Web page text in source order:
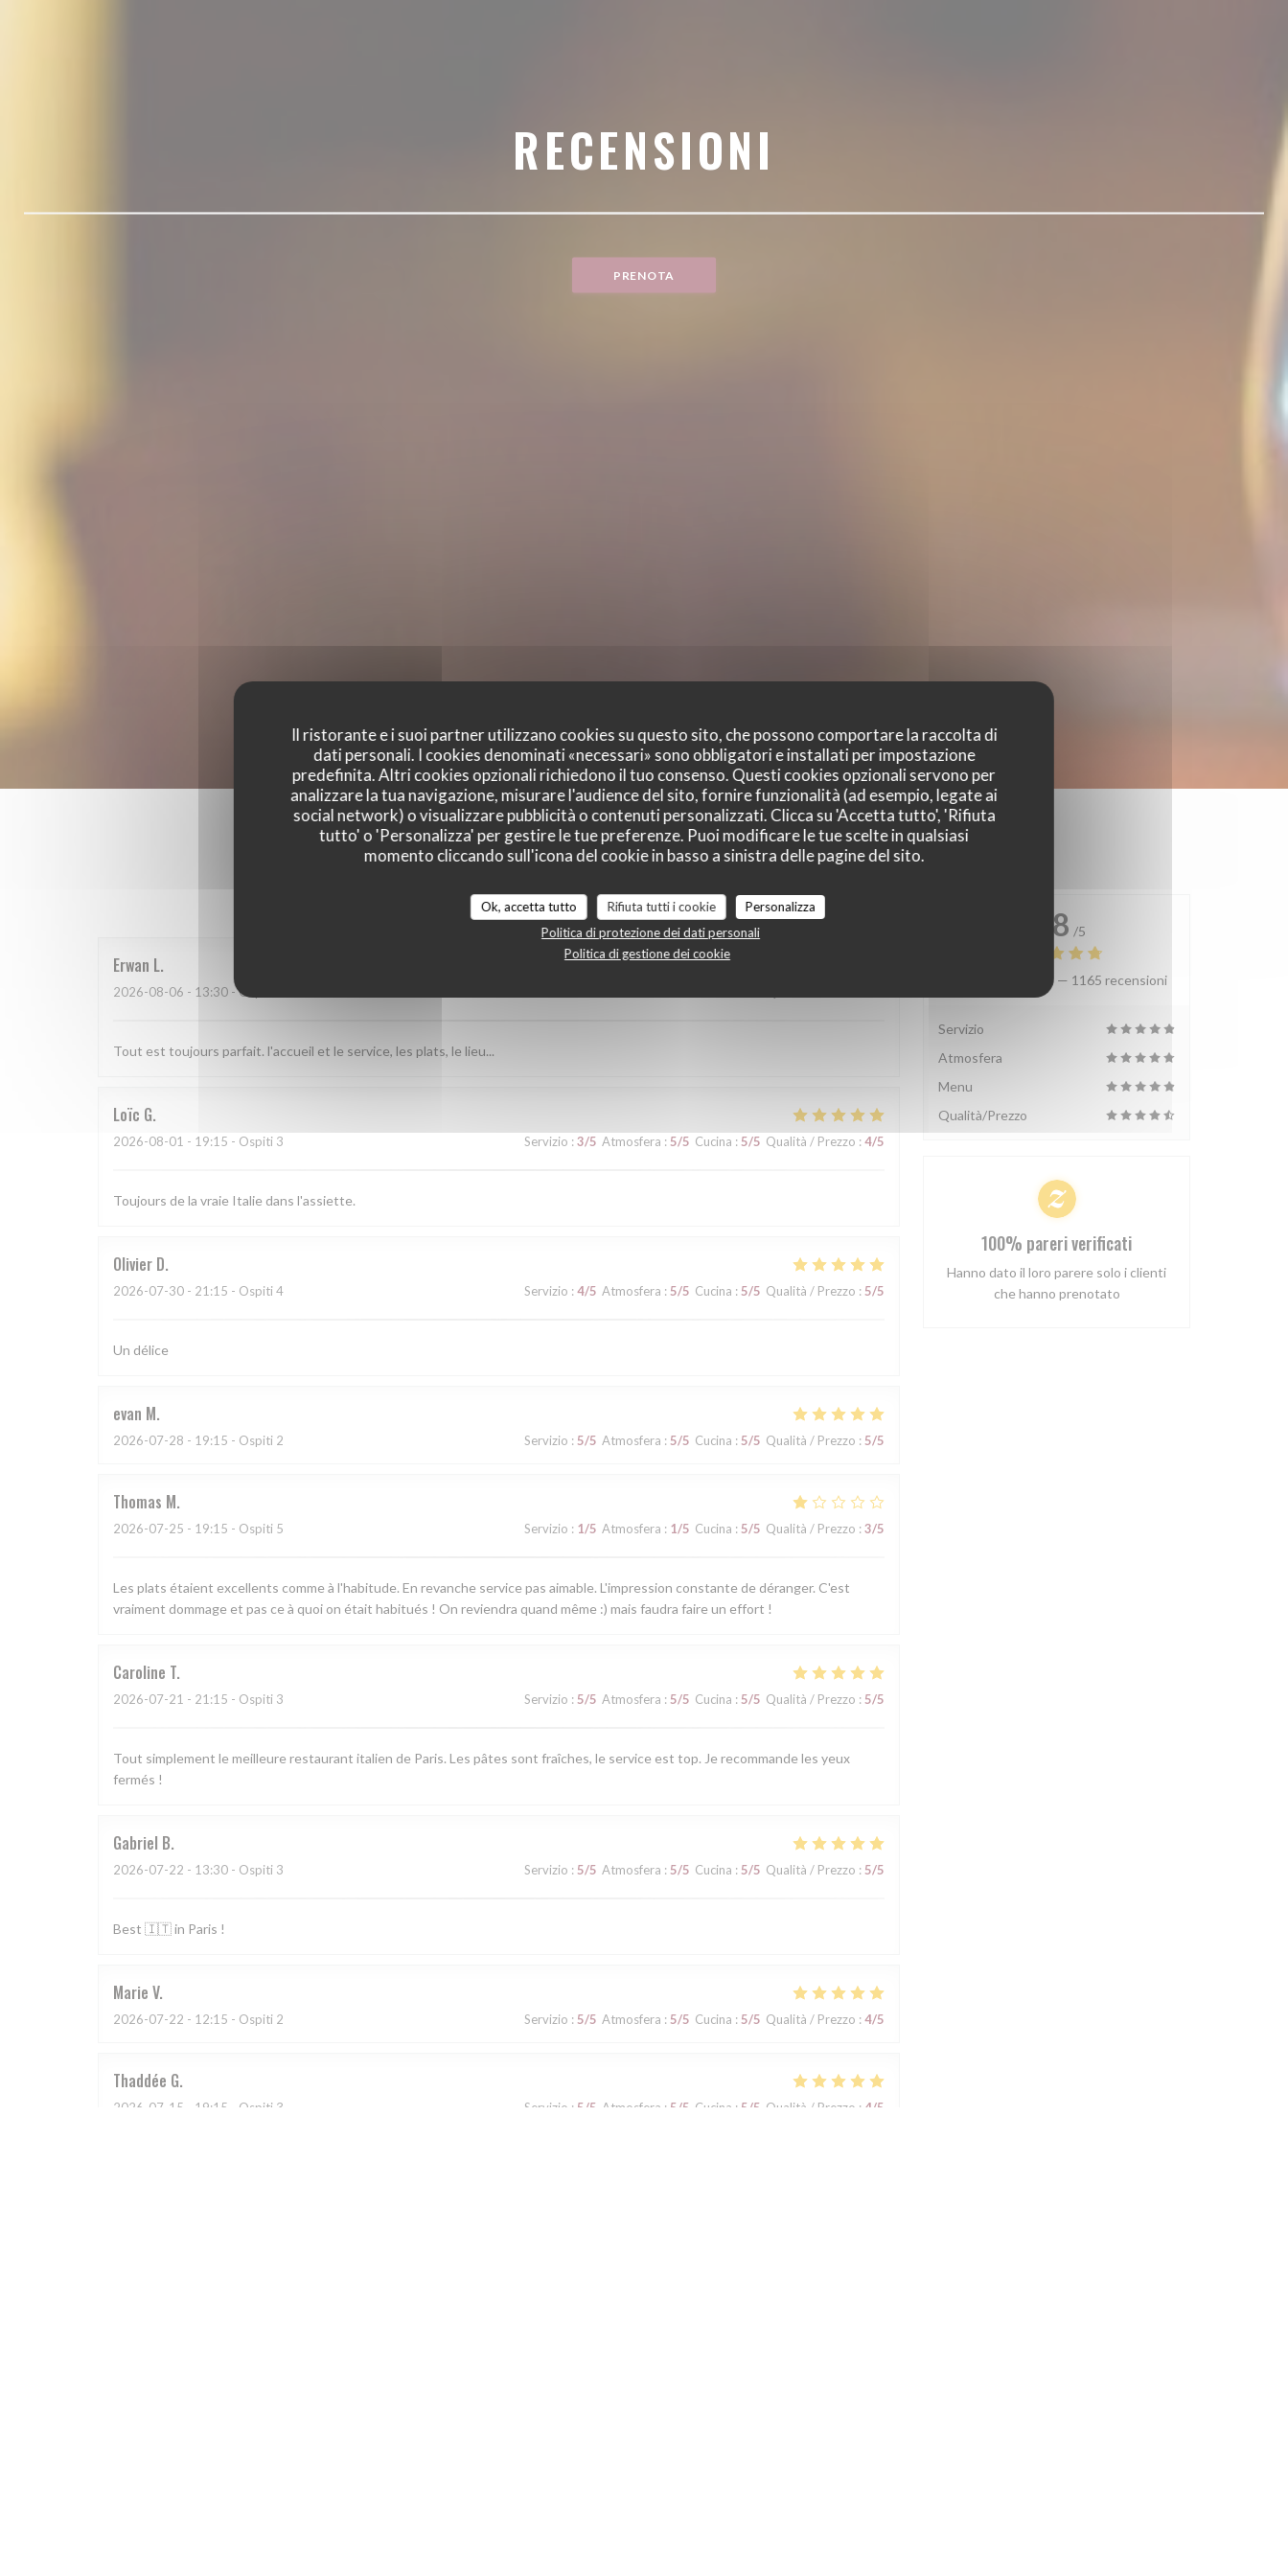
Il ristorante e i suoi partner utilizzano cookies su questo sito, che possono comportare la raccolta di
dati personali. I cookies denominati «necessari» sono obbligatori e installati per impostazione
predefinita. Altri cookies opzionali richiedono il tuo consenso. Questi cookies opzionali servono per
analizzare la tua navigazione, misurare l'audience del sito, fornire funzionalità (ad esempio, legate ai
social network) o visualizzare pubblicità o contenuti personalizzati. Clicca su 'Accetta tutto', 'Rifiuta
tutto' o 'Personalizza' per gestire le tue preferenze. Puoi modificare le tue scelte in qualsiasi
momento cliccando sull'icona del cookie in basso a sinistra delle pagine del sito.
Ok, accetta tutto Rifiuta tutti i cookie
Personalizza
Politica di protezione dei dati personali
Politica di gestione dei cookie
RECENSIONI
PRENOTA
I pareri dei nostri clienti
Erwan L
2026-08-06 - 13:30 - Ospiti 2
Tout est toujours parfait. l'accueil et le service, les plats, le lieu...
Loïc G
2026-08-01 - 19:15 - Ospiti 3 Servizio : 3/5 Atmosfera : 5/5 Cucina : 5/5 Qualità / Prezzo : 4/5
Toujours de la vraie Italie dans l'assiette.
Olivier D
2026-07-30 - 21:15 - Ospiti 4 Servizio : 4/5 Atmosfera : 5/5 Cucina : 5/5 Qualità / Prezzo : 5/5
Un délice
evan M
2026-07-28 - 19:15 - Ospiti 2 Servizio : 5/5 Atmosfera : 5/5 Cucina : 5/5 Qualità / Prezzo : 5/5
Thomas M
2026-07-25 - 19:15 - Ospiti 5 Servizio : 1/5 Atmosfera : 1/5 Cucina : 5/5 Qualità / Prezzo : 3/5
Les plats étaient excellents comme à l'habitude. En revanche service pas aimable. L'impression constante de déranger. C'est
vraiment dommage et pas ce à quoi on était habitués ! On reviendra quand même :) mais faudra faire un effort !
Caroline T
2026-07-21 - 21:15 - Ospiti 3 Servizio : 5/5 Atmosfera : 5/5 Cucina : 5/5 Qualità / Prezzo : 5/5
Tout simplement le meilleure restaurant italien de Paris. Les pâtes sont fraîches, le service est top. Je recommande les yeux
fermés !
Gabriel B
2026-07-22 - 13:30 - Ospiti 3 Servizio : 5/5 Atmosfera : 5/5 Cucina : 5/5 Qualità / Prezzo : 5/5
Best 🇮🇹 in Paris !
Marie V
2026-07-22 - 12:15 - Ospiti 2 Servizio : 5/5 Atmosfera : 5/5 Cucina : 5/5 Qualità / Prezzo : 4/5
Thaddée G
2026-07-15 - 19:15 - Ospiti 3 Servizio : 5/5 Atmosfera : 5/5 Cucina : 5/5 Qualità / Prezzo : 4/5
4.8 /5
Valutazione media — 1165 recensioni
Servizio
Atmosfera
Menu
Qualità/Prezzo
100% pareri verificati
Hanno dato il loro parere solo i clienti
che hanno prenotato